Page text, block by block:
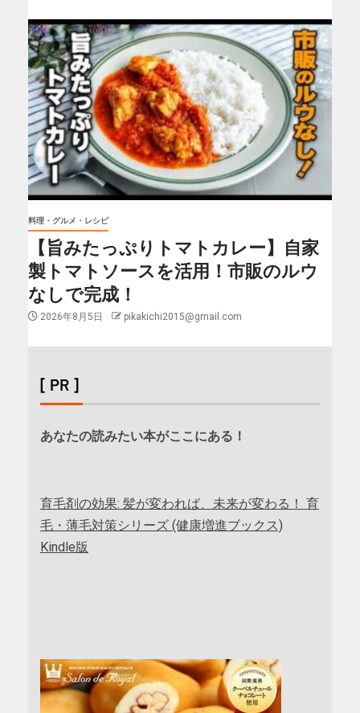
料理・グルメ・レシピ
【旨みたっぷりトマトカレー】自家
製トマトソースを活用！市販のルウ
なしで完成！
2026年8月5日 pikakichi2015@gmail.com
[ PR ]
あなたの読みたい本がここにある！
育毛剤の効果: 髪が変われば、未来が変わる！ 育
毛・薄毛対策シリーズ (健康増進ブックス)
Kindle版